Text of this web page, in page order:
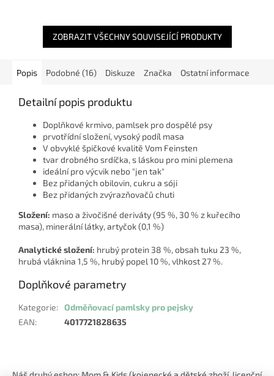
kondici....
ZOBRAZIT VŠECHNY SOUVISEJÍCÍ PRODUKTY
Popis Podobné (16) Diskuze Značka Ostatní informace
Detailní popis produktu
Doplňkové krmivo, pamlsek pro dospělé psy
prvotřídní složení, vysoký podíl masa
V obvyklé špičkové kvalitě Vom Feinsten
tvar drobného srdíčka, s láskou pro mini plemena
ideální pro výcvik nebo "jen tak"
Bez přidaných obilovin, cukru a sóji
Bez přidaných zvýrazňovačů chuti
Složení: maso a živočišné deriváty (95 %, 30 % z kuřecího
masa), minerální látky, artyčok (0,1 %)
Analytické složení: hrubý protein 38 %, obsah tuku 23 %,
hrubá vláknina 1,5 %, hrubý popel 10 %, vlhkost 27 %.
Doplňkové parametry
Kategorie: Odměňovací pamlsky pro pejsky
EAN: 4017721828635